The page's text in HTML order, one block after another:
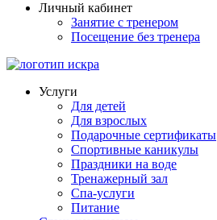
Личный кабинет
Занятие с тренером
Посещение без тренера
Услуги
Для детей
Для взрослых
Подарочные сертификаты
Спортивные каникулы
Праздники на воде
Тренажерный зал
Спа-услуги
Питание